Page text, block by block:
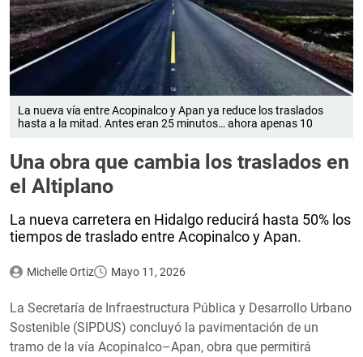
La nueva vía entre Acopinalco y Apan ya reduce los traslados
hasta a la mitad. Antes eran 25 minutos… ahora apenas 10
Una obra que cambia los traslados en
el Altiplano
La nueva carretera en Hidalgo reducirá hasta 50% los
tiempos de traslado entre Acopinalco y Apan.
Michelle Ortiz Mayo 11, 2026
La Secretaría de Infraestructura Pública y Desarrollo Urbano
Sostenible (SIPDUS) concluyó la pavimentación de un
tramo de la vía Acopinalco–Apan, obra que permitirá